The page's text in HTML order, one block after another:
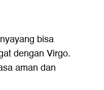
bisa
dengan Virgo.
aman dan